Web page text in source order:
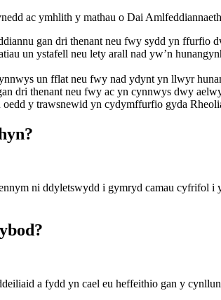
ac ymhlith y mathau o Dai
gan dri thenant neu fwy sydd yn ffurfio
un ystafell neu lety arall nad yw’n
un fflat neu fwy nad ydynt yn llwyr
dri thenant neu fwy ac yn cynnwys dwy
y trawsnewid yn cydymffurfio gyda
ni ddyletswydd i gymryd camau
a fydd yn cael eu heffeithio gan y